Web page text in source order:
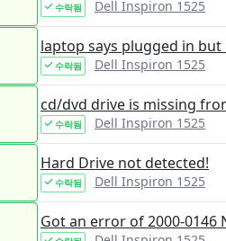
수락됨 Dell Inspiron 1525
laptop says plugged in
수락됨 Dell Inspiron 1525
cd/dvd drive is missing
수락됨 Dell Inspiron 1525
Hard Drive not detected!
수락됨 Dell Inspiron 1525
Got an error of 2000-0146